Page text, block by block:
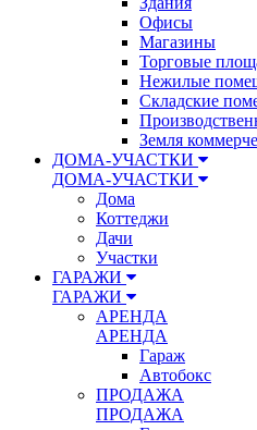
Офисы
Магазины
Торговые
Нежилые
Складские
Земля
ДОМА-УЧАСТКИ
ДОМА-УЧАСТКИ
Дома
Коттеджи
Дачи
Участки
ГАРАЖИ
ГАРАЖИ
АРЕНДА
АРЕНДА
Гараж
Автобокс
ПРОДАЖА
ПРОДАЖА